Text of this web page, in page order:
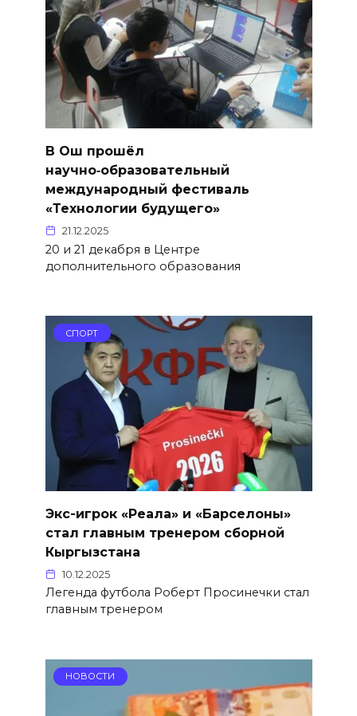
В Ош прошёл
научно‑образовательный
международный фестиваль
«Технологии будущего»
21.12.2025
20 и 21 декабря в Центре
дополнительного образования
СПОРТ
Экс-игрок «Реала» и «Барселоны»
стал главным тренером сборной
Кыргызстана
10.12.2025
Легенда футбола Роберт Просинечки стал
главным тренером
НОВОСТИ